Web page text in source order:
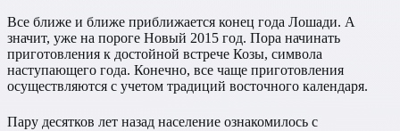
Все ближе и ближе приближается конец года Лошади. А
значит, уже на пороге Новый 2015 год. Пора начинать
приготовления к достойной встрече Козы, символа
наступающего года. Конечно, все чаще приготовления
осуществляются с учетом традиций восточного календаря.
Пару десятков лет назад население ознакомилось с